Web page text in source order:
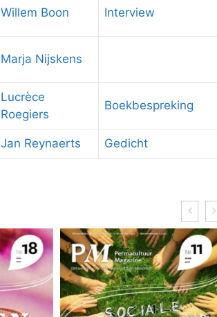
Willem Boon Interview
Marja Nijskens
Lucrèce
Roegiers
Boekbespreking
Jan Reynaerts Gedicht